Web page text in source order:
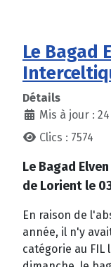
Le Bagad
Détails
Mis à jour :
Clics : 7574
Le Bagad
de Lorient le
En raison de
année, il n'y
catégorie au FIL